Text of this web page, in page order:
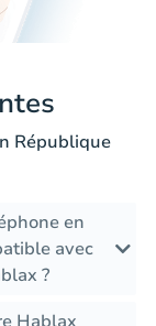
République
en
avec
?
Hablax